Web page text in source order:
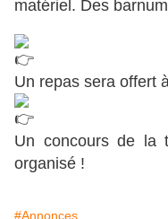
matériel. Des
Un repas sera offert
Un concours de la
organisé !
#Annonces